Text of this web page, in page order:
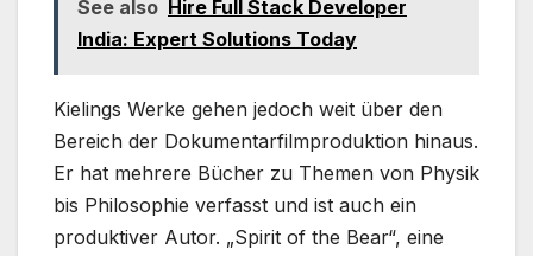
See also Hire Full Stack Developer
India: Expert Solutions Today
Kielings Werke gehen jedoch weit über den
Bereich der Dokumentarfilmproduktion hinaus.
Er hat mehrere Bücher zu Themen von Physik
bis Philosophie verfasst und ist auch ein
produktiver Autor. „Spirit of the Bear“, eine